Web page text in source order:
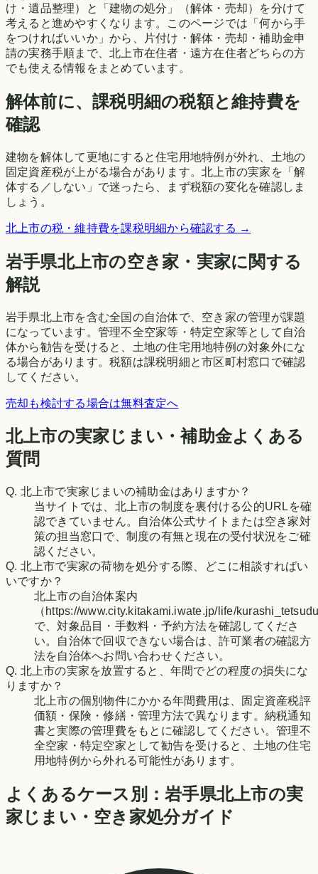
け・遺品整理）と「建物の処分」（解体・売却）を分けて
考えると進めやすくなります。このページでは「何から手
をつければいいか」から、片付け・解体・売却・補助金申
請の実務手順まで、北上市在住者・遠方在住者どちらの方
でも使える情報をまとめています。
解体前に、課税明細の税額と維持費を
確認
建物を解体して更地にすると住宅用地特例が外れ、土地の
固定資産税が上がる場合があります。北上市の実家を「解
体する／しない」で迷ったら、まず税額の変化を確認しま
しょう。
北上市の税・維持費を課税明細から確認する →
岩手県北上市の空き家・実家に関する
解説
岩手県北上市を含む全国の自治体で、空き家の管理が課題
になっています。管理不全空家等・特定空家等として自治
体から勧告を受けると、土地の住宅用地特例の対象外にな
る場合があります。税額は課税明細と市区町村窓口で確認
してください。
売却も検討する場合は無料査定へ
北上市の実家じまい・補助金よくある
質問
Q. 北上市で実家じまいの補助金はありますか？
当サイトでは、北上市の制度を裏付ける公的URLを確
認できていません。自治体公式サイトまたは空き家対
策の担当窓口で、制度の有無と現在の受付状況をご確
認ください。
Q. 北上市で実家の荷物を処分する際、どこに相談すればい
いですか？
北上市の自治体案内
（https://www.city.kitakami.iwate.jp/life/
で、対象品目・手数料・予約方法を確認してくださ
い。自治体で回収できない場合は、許可業者の確認方
法を自治体へお問い合わせください。
Q. 北上市の実家を放置すると、年間でどの程度の損失にな
りますか？
北上市の個別物件にかかる年間費用は、固定資産税評
価額・保険・修繕・管理方法で異なります。納税通知
書と実際の管理費をもとに確認してください。管理不
全空家・特定空家として勧告を受けると、土地の住宅
用地特例から外れる可能性があります。
よくあるケース別：岩手県北上市の実
家じまい・空き家処分ガイド